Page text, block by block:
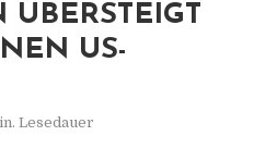
ÜBERSTEIGT
US-
Lesedauer